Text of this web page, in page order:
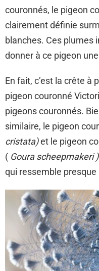
couronnés, le pigeon
clairement définie
blanches. Ces plumes
donner à ce pigeon
En fait, c’est la crête à
pigeon couronné
pigeons couronnés.
similaire, le pigeon
cristata)et le pigeon
( Goura scheepmakeri )
qui ressemble presque